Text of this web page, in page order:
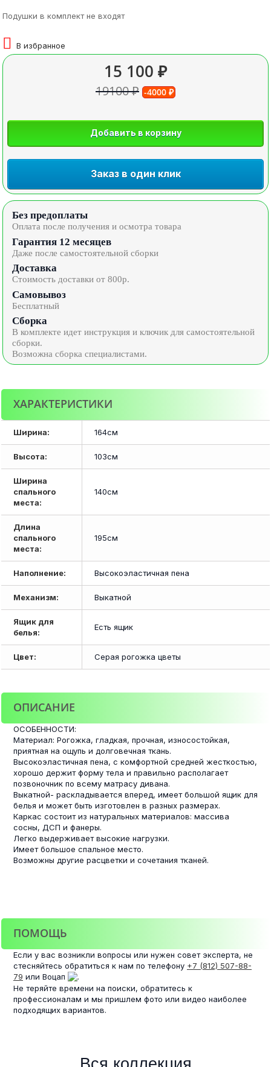
Подушки в комплект не входят
В избранное
15 100 ₽
19100 ₽ -4000 ₽
Добавить в корзину
Заказ в один клик
Без предоплаты
Оплата после получения и осмотра товара
Гарантия 12 месяцев
Даже после самостоятельной сборки
Доставка
Стоимость доставки от 800р.
Самовывоз
Бесплатный
Сборка
В комплекте идет инструкция и ключик для самостоятельной
сборки.
Возможна сборка специалистами.
ХАРАКТЕРИСТИКИ
Ширина: 164см
Высота: 103см
Ширина
спального
места:
140см
Длина
спального
места:
195см
Наполнение: Высокоэластичная пена
Механизм: Выкатной
Ящик для
белья:
Есть ящик
Цвет: Серая рогожка цветы
ОПИСАНИЕ
ОСОБЕННОСТИ:
Материал: Рогожка, гладкая, прочная, износостойкая,
приятная на ощупь и долговечная ткань.
Высокоэластичная пена, с комфортной средней жесткостью,
хорошо держит форму тела и правильно располагает
позвоночник по всему матрасу дивана.
Выкатной- раскладывается вперед, имеет большой ящик для
белья и может быть изготовлен в разных размерах.
Каркас состоит из натуральных материалов: массива
сосны, ДСП и фанеры.
Легко выдерживает высокие нагрузки.
Имеет большое спальное место.
Возможны другие расцветки и сочетания тканей.
ПОМОЩЬ
Если у вас возникли вопросы или нужен совет эксперта, не
стесняйтесь обратиться к нам по телефону +7 (812) 507-88-
79 или Воцап
.
Не теряйте времени на поиски, обратитесь к
профессионалам и мы пришлем фото или видео наиболее
подходящих вариантов.